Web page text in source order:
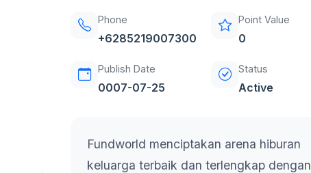
Phone
+6285219007300
Point Value
0
Publish Date
0007-07-25
Status
Active
Fundworld menciptakan arena hiburan
keluarga terbaik dan terlengkap dengan